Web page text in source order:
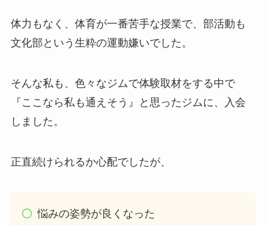
体力もなく、体育が一番苦手な授業で、部活動も
文化部という生粋の運動嫌いでした。
そんな私も、色々なジムで体験取材をする中で
『ここなら私も通えそう』と思ったジムに、入会
しました。
正直続けられるか心配でしたが、
悩みの姿勢が良くなった